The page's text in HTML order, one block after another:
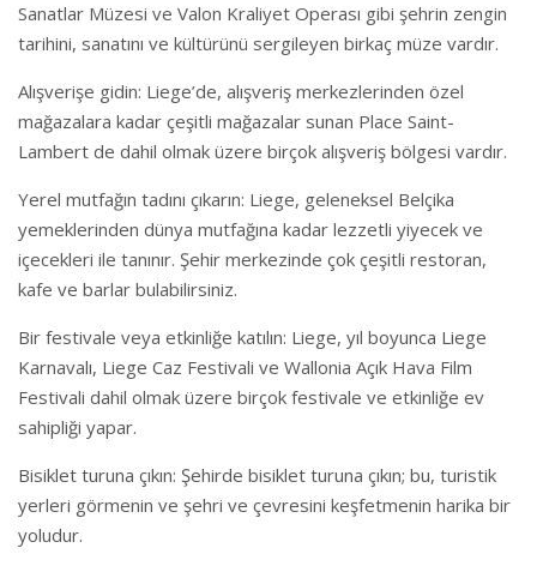
Sanatlar Müzesi ve Valon Kraliyet Operası gibi şehrin zengin
tarihini, sanatını ve kültürünü sergileyen birkaç müze vardır.
Alışverişe gidin: Liege’de, alışveriş merkezlerinden özel
mağazalara kadar çeşitli mağazalar sunan Place Saint-
Lambert de dahil olmak üzere birçok alışveriş bölgesi vardır.
Yerel mutfağın tadını çıkarın: Liege, geleneksel Belçika
yemeklerinden dünya mutfağına kadar lezzetli yiyecek ve
içecekleri ile tanınır. Şehir merkezinde çok çeşitli restoran,
kafe ve barlar bulabilirsiniz.
Bir festivale veya etkinliğe katılın: Liege, yıl boyunca Liege
Karnavalı, Liege Caz Festivali ve Wallonia Açık Hava Film
Festivali dahil olmak üzere birçok festivale ve etkinliğe ev
sahipliği yapar.
Bisiklet turuna çıkın: Şehirde bisiklet turuna çıkın; bu, turistik
yerleri görmenin ve şehri ve çevresini keşfetmenin harika bir
yoludur.